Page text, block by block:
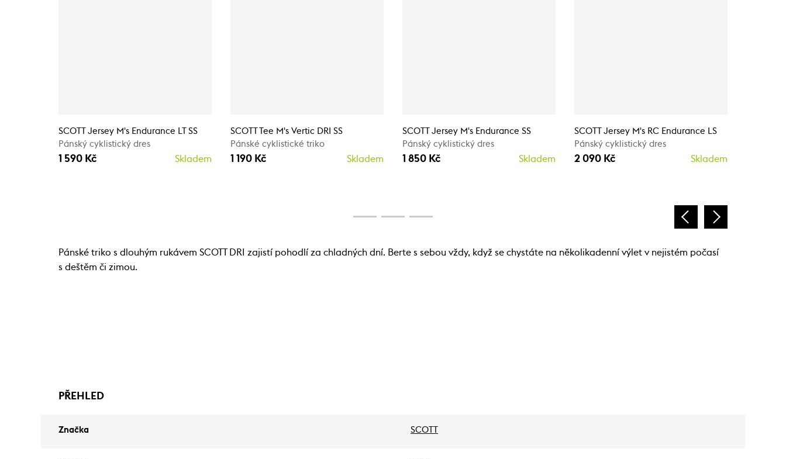
SCOTT Jersey M's Endurance LT SS
Pánský cyklistický dres
1 590 Kč Skladem
SCOTT Tee M's Vertic DRI SS
Pánské cyklistické triko
1 190 Kč Skladem
SCOTT Jersey M's Endurance SS
Pánský cyklistický dres
1 850 Kč Skladem
SCOTT Jersey M's RC Endurance LS
Pánský cyklistický dres
2 090 Kč Skladem
Pánské triko s dlouhým rukávem SCOTT DRI zajistí pohodlí za chladných dní. Berte s sebou vždy, když se chystáte na několikadenní výlet v nejistém počasí
s deštěm či zimou.
PŘEHLED
Značka SCOTT